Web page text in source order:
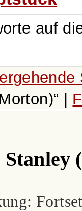
auf
Stanley